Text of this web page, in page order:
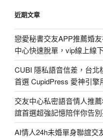
近期文章
戀愛秘書交友APP推薦婚
中心快速脫單，vip線上線
CUBI 隱私語音信差，台
首選 CupidPress 愛神引擎
交友中心私密語音情人推
誼首選超強記憶陪伴你告別
AI情人24h未婚單身聯誼交